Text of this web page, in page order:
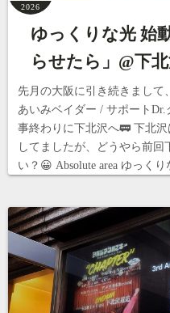
2026
ゆっくりな光 始
らせたら」@下
先月の大阪に引き続きまして
あいみベイダー / サポート
事終わりに下北沢へ🚃 下北
してましたが、どうやら前
い？😀 Absolute area ゆっく